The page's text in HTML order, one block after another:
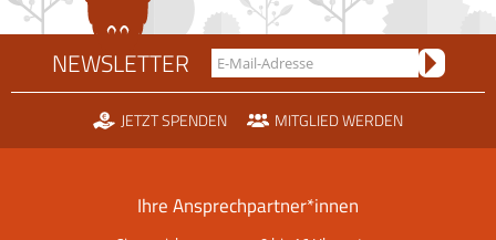
NEWSLETTER
JETZT SPENDEN MITGLIED WERDEN
Ihre Ansprechpartner*innen